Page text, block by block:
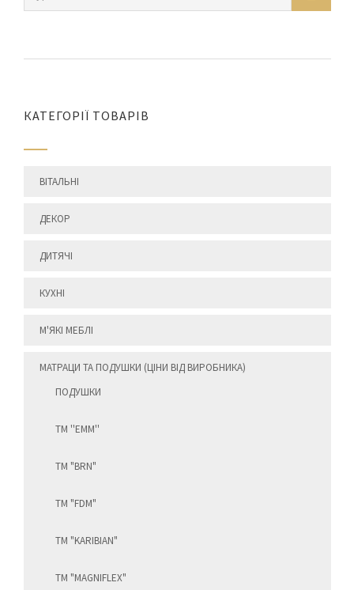
КАТЕГОРІЇ ТОВАРІВ
ВІТАЛЬНІ
ДЕКОР
ДИТЯЧІ
КУХНІ
М'ЯКІ МЕБЛІ
МАТРАЦИ ТА ПОДУШКИ (ЦІНИ ВІД ВИРОБНИКА)
ПОДУШКИ
ТМ ''EMM''
ТМ "BRN"
ТМ "FDM"
ТМ "KARIBIAN"
ТМ "MAGNIFLEX"